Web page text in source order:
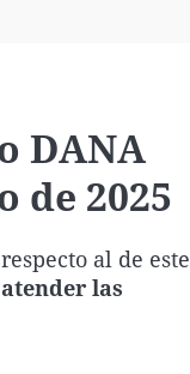
DANA
de 2025
al de este
atender las